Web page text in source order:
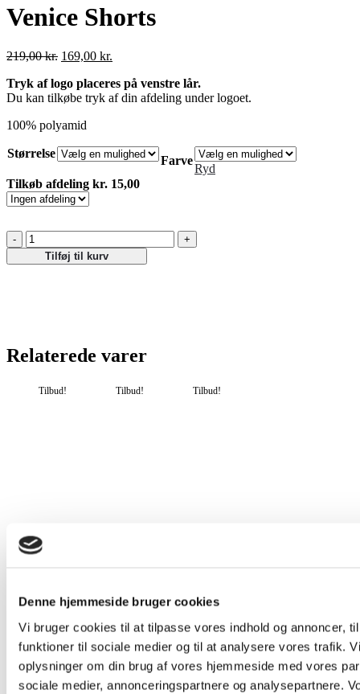
Denne hjemmeside bruger cookies
Vi bruger cookies til at tilpasse vores indhold og annoncer,
funktioner til sociale medier og til at analysere vores trafik.
oplysninger om din brug af vores hjemmeside med vores
sociale medier, annonceringspartnere og analysepartnere.
Venice Shorts
219,00kr. Den
pris
var:
169,00 kr.
pris
er:
Tryk af logo placeres på venstre lår.
Du kan tilkøbe tryk af din afdeling under logoet.
100% polyamid
Størrelse
Farve
Ryd
Tilkøb afdeling kr. 15,00
Venice
Shorts
antal
Tilføj til kurv
Relaterede varer
Tilbud!
Ice
Sport
Tilbud!
Basic
Active
Tilbud!
Basic
Active